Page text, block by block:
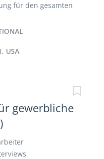
für den gesamten
geeigneter
der neuen
USA
gewerbliche